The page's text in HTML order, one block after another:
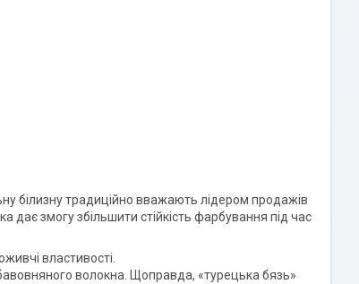
білизну традиційно вважають лідером продажів
дає змогу збільшити стійкість фарбування під час
властивості.
волокна. Щоправда, «турецька бязь»